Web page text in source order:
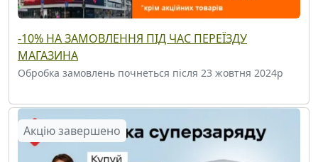
-10% НА ЗАМОВЛЕННЯ ПІД ЧАС ПЕРЕЇЗДУ
МАГАЗИНА
Обробка замовлень почнеться після 23 жовтня 2024р
Акцію завершено